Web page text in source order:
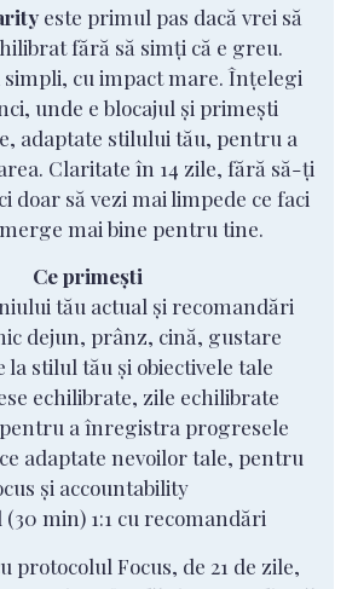
este primul pas dacă vrei să
fără să simți că e greu.
simpli, cu impact mare. Înțelegi
unde e blocajul și primești
adaptate stilului tău, pentru a
Claritate în 14 zile, fără să-ți
doar să vezi mai limpede ce faci
mai bine pentru tine.
Ce primești
tău actual și recomandări
dejun, prânz, cină, gustare
la stilul tău și obiectivele tale
echilibrate, zile echilibrate
a înregistra progresele
adaptate nevoilor tale, pentru
și accountability
min) 1:1 cu recomandări
protocolul Focus, de 21 de zile,